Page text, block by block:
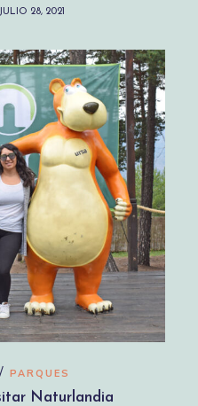
JULIO 28, 2021
PARQUES
Naturlandia